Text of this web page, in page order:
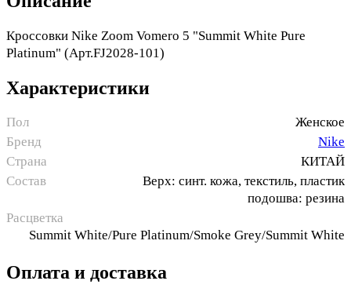
Кроссовки Nike Zoom Vomero 5 "Summit White Pure
Platinum" (Арт.FJ2028-101)
Характеристики
Пол
Женское
Бренд
Nike
Страна
КИТАЙ
Состав
Верх: синт. кожа, текстиль, пластик
подошва: резина
Расцветка
Summit White/Pure Platinum/Smoke Grey/Summit White
Оплата и доставка